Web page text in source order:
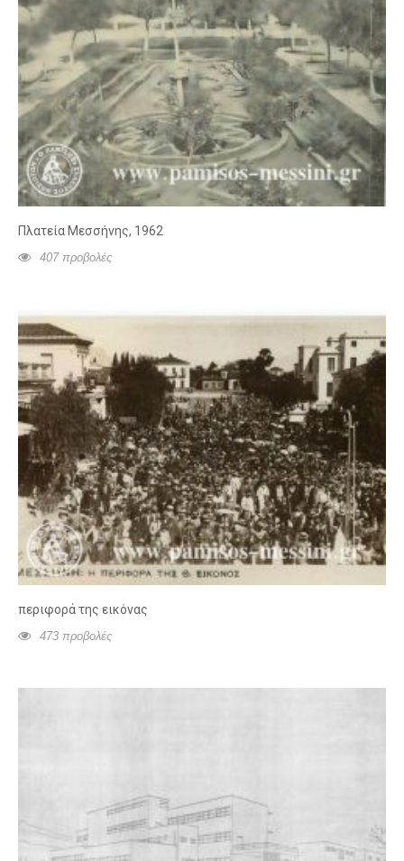
Πλατεία Μεσσήνης, 1962
407 προβολές
περιφορά της εικόνας
473 προβολές